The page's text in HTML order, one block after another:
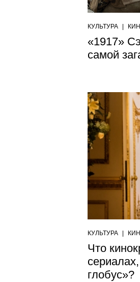
КУЛЬТУРА
«1917»
самой
КУЛЬТУРА
Что
глобус»?